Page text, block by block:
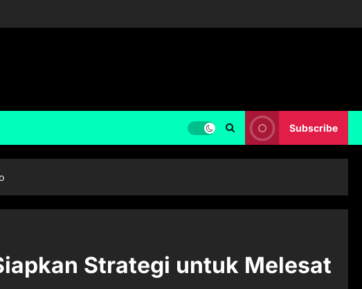
Subscribe
Strategi untuk Melesat